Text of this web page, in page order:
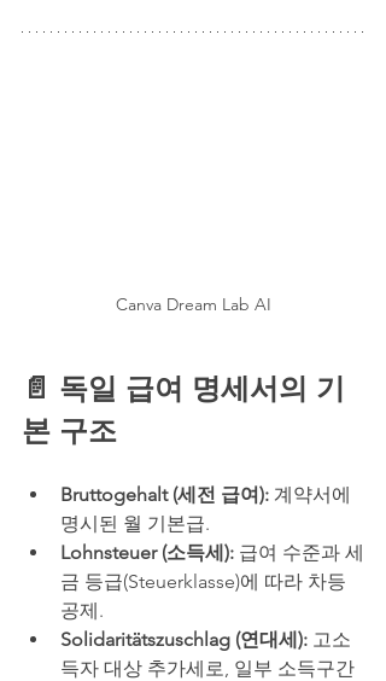
Canva Dream Lab AI
📄 독일 급여 명세서의 기
본 구조
Bruttogehalt (세전 급여): 계약서에
명시된 월 기본급.
Lohnsteuer (소득세): 급여 수준과 세
금 등급(Steuerklasse)에 따라 차등
공제.
Solidaritätszuschlag (연대세): 고소
득자 대상 추가세로, 일부 소득구간